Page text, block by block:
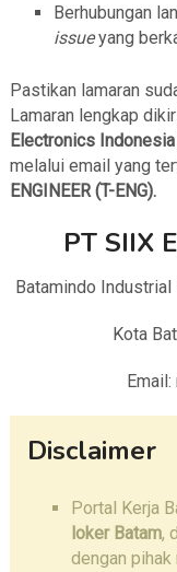
Berhubungan
issueyang
Pastikan lamaran
Lamaran lengkap
Electronics Indonesia
melalui email yang
ENGINEER (T-ENG).
PT SIIX
Batamindo
Kota
Disclaimer
Portal Kerja
loker Batam,
dengan